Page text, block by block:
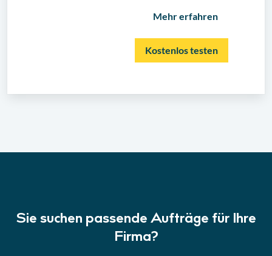
Mehr erfahren
Kostenlos testen
Sie suchen passende Aufträge für Ihre
Firma?